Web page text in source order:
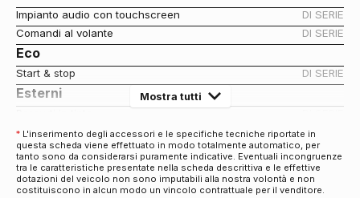
Impianto audio con touchscreen
DI SERIE
Comandi al volante
DI SERIE
Eco
Start & stop DI SERIE
Esterni
Specchietti retrovisori colorati
DI SERIE
Specchietti retrovisori elettrici
DI SERIE
Copriruota
DI SERIE
Interni
Mostra tutti
* L'inserimento degli accessori e le specifiche tecniche riportate in
questa scheda viene effettuato in modo totalmente automatico, per
tanto sono da considerarsi puramente indicative. Eventuali incongruenze
tra le caratteristiche presentate nella scheda descrittiva e le effettive
dotazioni del veicolo non sono imputabili alla nostra volontà e non
costituiscono in alcun modo un vincolo contrattuale per il venditore.